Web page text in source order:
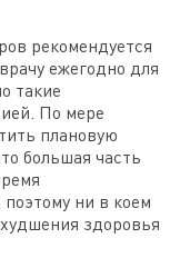
рекомендуется
ежегодно для
такие
По мере
плановую
большая часть
ни в коем
здоровья